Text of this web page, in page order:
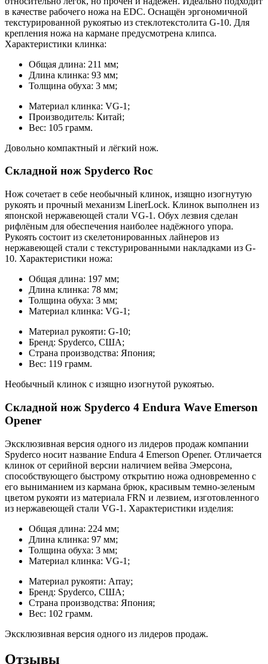
в качестве рабочего ножа на EDC. Оснащён эргономичной
текстурированной рукоятью из стеклотекстолита G-10. Для
крепления ножа на кармане предусмотрена клипса.
Характеристики клинка:
Общая длина: 211 мм;
Длина клинка: 93 мм;
Толщина обуха: 3 мм;
Материал клинка: VG-1;
Производитель: Китай;
Вес: 105 грамм.
Довольно компактный и лёгкий нож.
Складной нож Spyderco Roc
Нож сочетает в себе необычный клинок, изящно изогнутую
рукоять и прочный механизм LinerLock. Клинок выполнен из
японской нержавеющей стали VG-1. Обух лезвия сделан
рифлёным для обеспечения наиболее надёжного упора.
Рукоять состоит из скелетонированных лайнеров из
нержавеющей стали с текстурированными накладками из G-
10. Характеристики ножа:
Общая длина: 197 мм;
Длина клинка: 78 мм;
Толщина обуха: 3 мм;
Материал клинка: VG-1;
Материал рукояти: G-10;
Бренд: Spyderco, США;
Страна производства: Япония;
Вес: 119 грамм.
Необычный клинок с изящно изогнутой рукоятью.
Складной нож Spyderco 4 Endura Wave Emerson
Opener
Эксклюзивная версия одного из лидеров продаж компании
Spyderco носит название Endura 4 Emerson Opener. Отличается
клинок от серийной версии наличием вейва Эмерсона,
способствующего быстрому открытию ножа одновременно с
его выниманием из кармана брюк, красивым темно-зеленым
цветом рукояти из материала FRN и лезвием, изготовленного
из нержавеющей стали VG-1. Характеристики изделия:
Общая длина: 224 мм;
Длина клинка: 97 мм;
Толщина обуха: 3 мм;
Материал клинка: VG-1;
Материал рукояти: Array;
Бренд: Spyderco, США;
Страна производства: Япония;
Вес: 102 грамм.
Эксклюзивная версия одного из лидеров продаж.
Отзывы